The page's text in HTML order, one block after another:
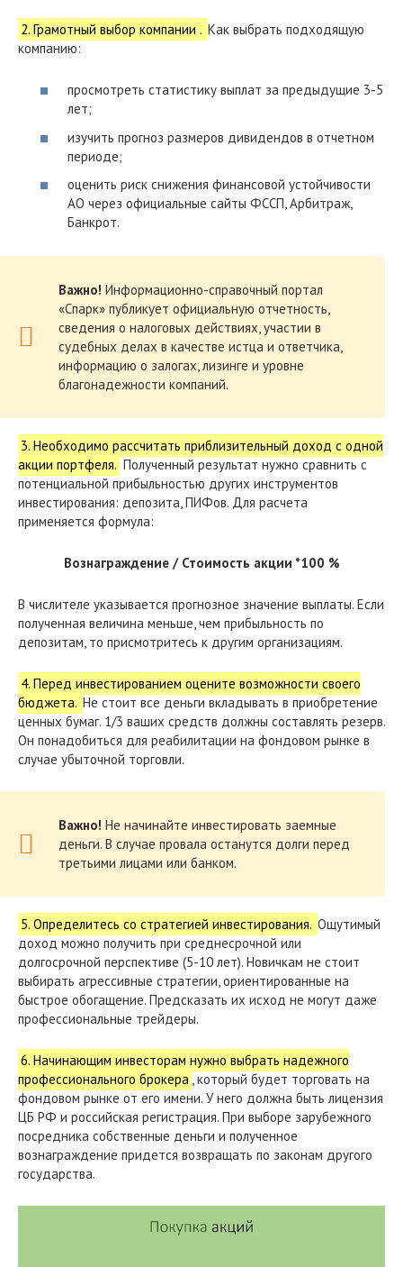
2. Грамотный выбор компании . Как выбрать подходящую
компанию:
просмотреть статистику выплат за предыдущие 3-5
лет;
изучить прогноз размеров дивидендов в отчетном
периоде;
оценить риск снижения финансовой устойчивости
АО через официальные сайты ФССП, Арбитраж,
Банкрот.
Важно! Информационно-справочный портал
«Спарк» публикует официальную отчетность,
сведения о налоговых действиях, участии в
судебных делах в качестве истца и ответчика,
информацию о залогах, лизинге и уровне
благонадежности компаний.
3. Необходимо рассчитать приблизительный доход с одной
акции портфеля. Полученный результат нужно сравнить с
потенциальной прибыльностью других инструментов
инвестирования: депозита, ПИФов. Для расчета
применяется формула:
Вознаграждение / Стоимость акции *100 %
В числителе указывается прогнозное значение выплаты. Если
полученная величина меньше, чем прибыльность по
депозитам, то присмотритесь к другим организациям.
4. Перед инвестированием оцените возможности своего
бюджета. Не стоит все деньги вкладывать в приобретение
ценных бумаг. 1/3 ваших средств должны составлять резерв.
Он понадобиться для реабилитации на фондовом рынке в
случае убыточной торговли.
Важно! Не начинайте инвестировать заемные
деньги. В случае провала останутся долги перед
третьими лицами или банком.
5. Определитесь со стратегией инвестирования. Ощутимый
доход можно получить при среднесрочной или
долгосрочной перспективе (5-10 лет). Новичкам не стоит
выбирать агрессивные стратегии, ориентированные на
быстрое обогащение. Предсказать их исход не могут даже
профессиональные трейдеры.
6. Начинающим инвесторам нужно выбрать надежного
профессионального брокера , который будет торговать на
фондовом рынке от его имени. У него должна быть лицензия
ЦБ РФ и российская регистрация. При выборе зарубежного
посредника собственные деньги и полученное
вознаграждение придется возвращать по законам другого
государства.